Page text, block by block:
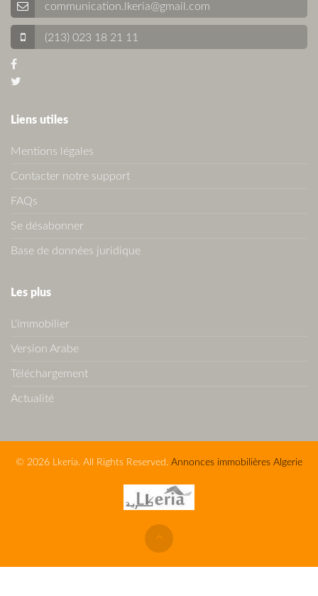
communication.lkeria@gmail.com
(213) 023 18 21 11
Liens utiles
Mentions légales
Contacter notre support
FAQs
Se désabonner
Base de données juridique
Les plus
L'immobilier
Version Arabe
Téléchargement
Actualité
© 2026 Lkeria. All Rights Reserved. Annonces immobilières Algerie